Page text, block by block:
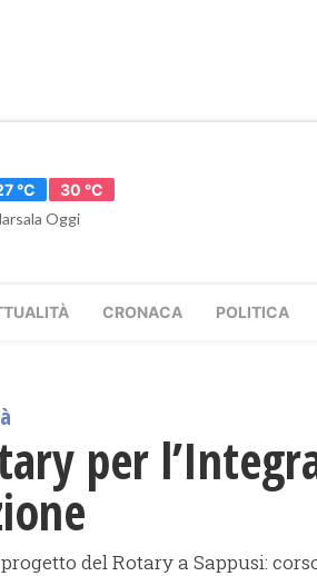
°C
30 °C
Oggi
CRONACA POLITICA
per
del Rotary a Sappusi: